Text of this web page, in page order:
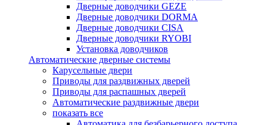
Дверные доводчики GEZE
Дверные доводчики DORMA
Дверные доводчики CISA
Дверные доводчики RYOBI
Установка доводчиков
Автоматические дверные системы
Карусельные двери
Приводы для раздвижных дверей
Приводы для распашных дверей
Автоматические раздвижные двери
показать все